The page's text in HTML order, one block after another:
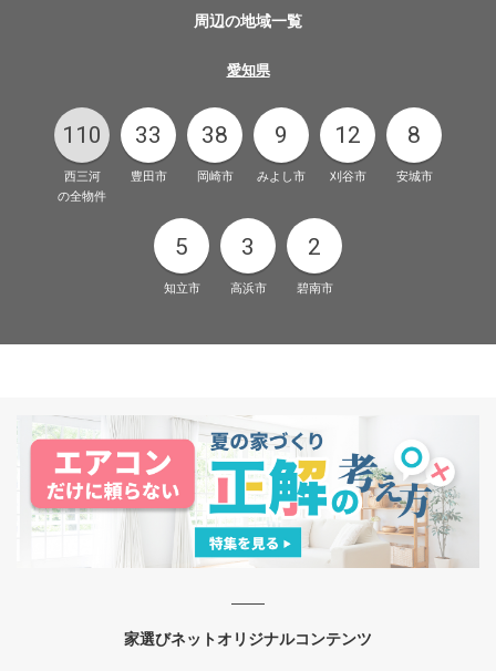
周辺の地域一覧
愛知県
110
西三河
の全物件
33
豊田市
38
岡崎市
9
みよし市
12
刈谷市
8
安城市
5
知立市
3
高浜市
2
碧南市
家選びネットオリジナルコンテンツ